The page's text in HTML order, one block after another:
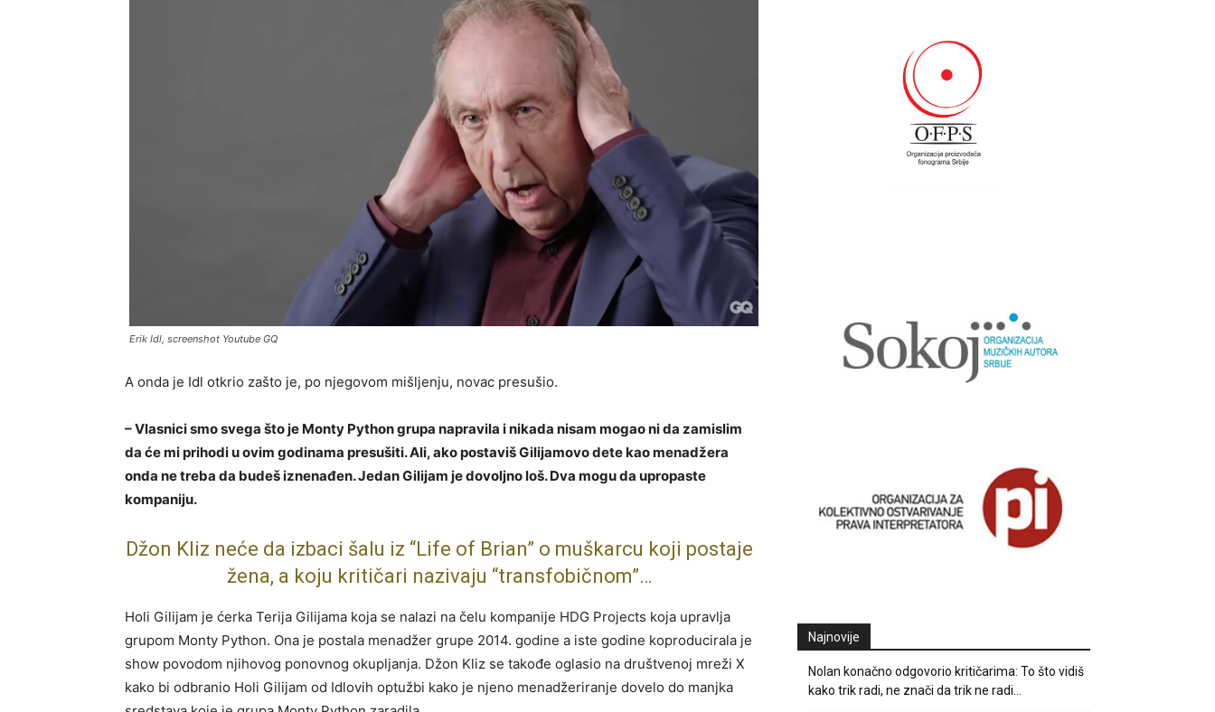
Erik Idl, screenshot Youtube GQ
A onda je Idl otkrio zašto je, po njegovom mišljenju, novac presušio.
– Vlasnici smo svega što je Monty Python grupa napravila i nikada nisam mogao ni da zamislim
da će mi prihodi u ovim godinama presušiti. Ali, ako postaviš Gilijamovo dete kao menadžera
onda ne treba da budeš iznenađen. Jedan Gilijam je dovoljno loš. Dva mogu da upropaste
kompaniju.
Džon Kliz neće da izbaci šalu iz “Life of Brian” o muškarcu koji postaje
žena, a koju kritičari nazivaju “transfobičnom”…
Holi Gilijam je ćerka Terija Gilijama koja se nalazi na čelu kompanije HDG Projects koja upravlja
grupom Monty Python. Ona je postala menadžer grupe 2014. godine a iste godine koproducirala je
show povodom njihovog ponovnog okupljanja. Džon Kliz se takođe oglasio na društvenoj mreži X
kako bi odbranio Holi Gilijam od Idlovih optužbi kako je njeno menadžeriranje dovelo do manjka
Najnovije
Nolan konačno odgovorio kritičarima: To što vidiš
kako trik radi, ne znači da trik ne radi…